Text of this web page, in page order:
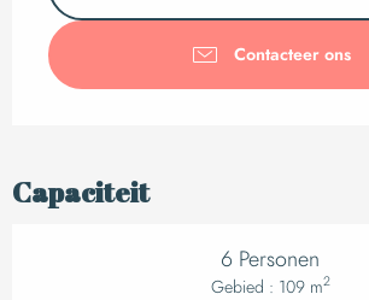
Contacteer ons
Capaciteit
6 Personen
Gebied : 109 m2